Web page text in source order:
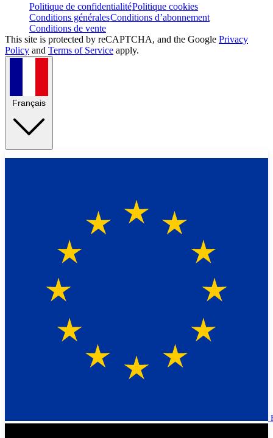
Politique de confidentialitéPolitique cookies
Conditions généralesConditions d’abonnement
Conditions de vente
This site is protected by reCAPTCHA, and the Google Privacy
Policy and Terms of Service apply.
Français